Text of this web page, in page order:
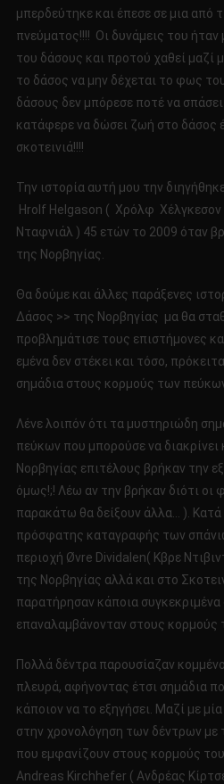
μπερδεύτηκε και έπεσε σε μια από
πνεύματος!!!! Οι δυνάμεις του
του δάσους και προτού χαθεί μαζί
το δάσος να μην δέχεται το φως
δάσους δεν μπόρεσε ποτέ να
κατάφερε να δώσει ζωή στο δάσος
σκοτεινιά!!!!
Την ιστορία αυτή μου την
Ηrolf Helgason ( Χρόλφ Χέλγκεσον
Nταφνιάλ ) 45 ετών το 2009 όταν
της Νορβηγίας.
Θα δούμε και άλλες παράξενες
Δάσος >> της Νορβηγίας μα θα
προβλημάτισε τους επιστήμονες
εμένα δεν στέκει και τόσο,
σημάδια στους κορμούς των
Λένε λοιπόν ότι τα μυστηριώδη
πεύκων που μπορούσε να διακρίνει
Νορβηγίας επιτέλους βρήκαν την
όμως!;! Λέω αν την βρήκαν διότι οι
παρακάτω θα δείξουν άλλα… ). Κατά
πρόσφατης καταγραφής των
περιοχή Øvre Dividalen( Κβρε
της Νορβηγίας αλλά και στο
παρατήρησαν κάποια συγκεκριμένα
επαναλαμβάνονταν στους κορμούς
Πολλά δέντρα παρουσίαζαν
πλευρά, αφήνοντας έτσι σημάδια
κάποιον να το εξηγήσει. Μαζί με
στην χρονολόγηση των δέντρων με
που εμφανίζουν στους κορμούς
Andreas Kirchhefer ( Ανδρέας